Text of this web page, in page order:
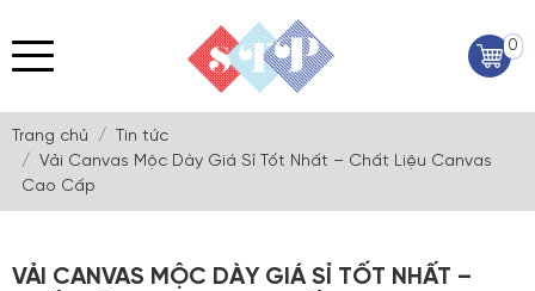
0
Trang chủ
Tin tức
Vải Canvas Mộc Dày Giá Sỉ Tốt Nhất – Chất Liệu Canvas
Cao Cấp
VẢI CANVAS MỘC DÀY GIÁ SỈ TỐT NHẤT –